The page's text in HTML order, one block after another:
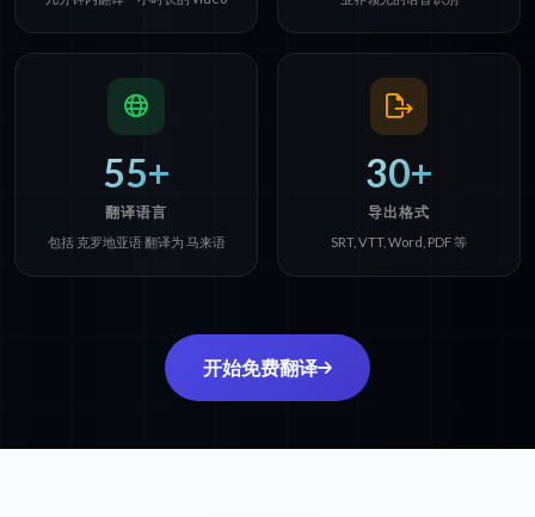
55+
翻译语言
包括 克罗地亚语 翻译为 马来语
30+
导出格式
SRT, VTT, Word, PDF 等
开始免费翻译